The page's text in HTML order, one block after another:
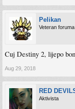
Pelikan
Veteran foruma
Cuj Destiny 2, lijepo
Aug 29, 2018
RED
Aktivista